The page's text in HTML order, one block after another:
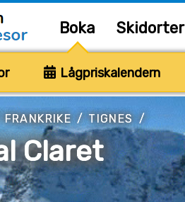
Boka Skidorter
Lågpriskalendern
FRANKRIKE/TIGNES/
Claret